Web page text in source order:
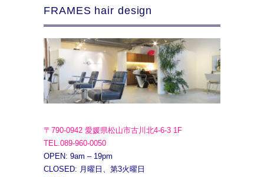
FRAMES hair design
〒790-0942 愛媛県松山市古川北4-6-3 1F
TEL.089-960-0050
OPEN: 9am – 19pm
CLOSED: 月曜日、第3火曜日